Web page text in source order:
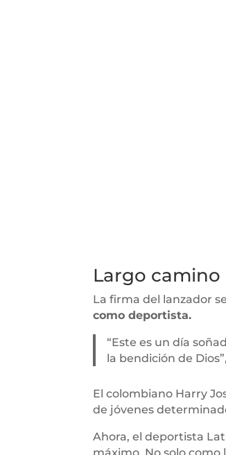
Largo
La firma del lanzador
como deportista.
“Este es un día
la bendición de
El colombiano Harry
de jóvenes
Ahora, el deportista